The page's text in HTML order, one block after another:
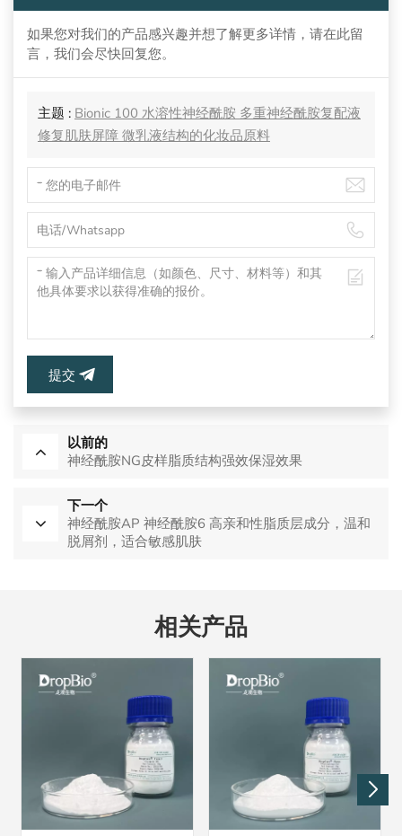
如果您对我们的产品感兴趣并想了解更多详情，请在此留
言，我们会尽快回复您。
主题 : Bionic 100 水溶性神经酰胺 多重神经酰胺复配液
修复肌肤屏障 微乳液结构的化妆品原料
提交
以前的
神经酰胺NG皮样脂质结构强效保湿效果
下一个
神经酰胺AP 神经酰胺6 高亲和性脂质层成分，温和
脱屑剂，适合敏感肌肤
相关产品